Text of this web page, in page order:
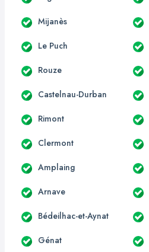
Mijanès
Le Puch
Rouze
Castelnau-Durban
Rimont
Clermont
Amplaing
Arnave
Bédeilhac-et-Aynat
Génat